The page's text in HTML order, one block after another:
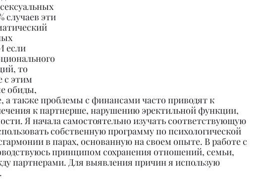
случаев эти
если
то
с этим
обиды,
а также проблемы с финансами часто приводят к
к партнерше, нарушению эректильной функции,
Я начала самостоятельно изучать соответствующую
собственную программу по психологической
в парах, основанную на своем опыте. В работе с
принципом сохранения отношений, семьи,
партнерами. Для выявления причин я использую